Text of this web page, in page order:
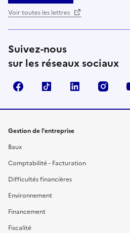
Voir toutes les lettres
Suivez-nous
sur les réseaux sociaux
FacebookTikTok Linkedin
Gestion de l'entreprise
Baux
Comptabilité - Facturation
Difficultés financières
Environnement
Financement
Fiscalité